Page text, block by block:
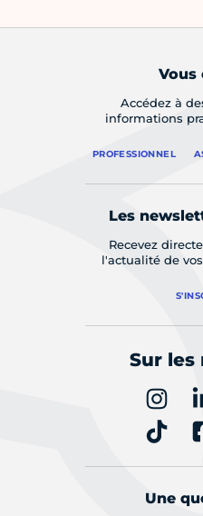
Vous
Accédez à
informations
PROFESSIONNEL
Les
Recevez
l'actualité de
Sur les
Une